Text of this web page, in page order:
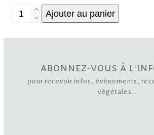
quantité
Ajouter au panier
abonnez-vous à
pour recevoir infos, évènements,
végétales…